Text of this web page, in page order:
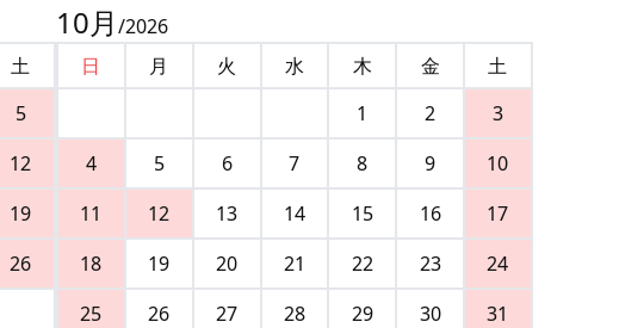
土
5
12
19
26
10月 /2026
日
月 火 水 木 金
土
1
2
3
4
5 6 7 8 9
10
11
12 13 14 15 16
17
18
19 20 21 22 23
24
25
26 27 28 29 30 31